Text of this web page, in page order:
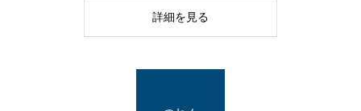
詳細を見る